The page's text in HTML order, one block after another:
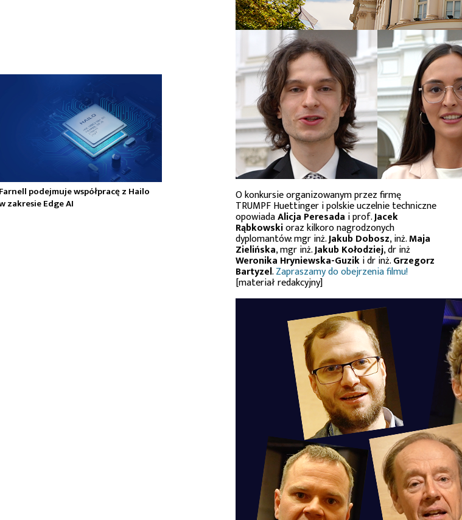
Farnell podejmuje współpracę z Hailo
zakresie Edge AI
O konkursie organizowanym przez firmę
TRUMPF Huettinger i polskie uczelnie techniczne
opowiadaAlicja Peresada i prof.Jacek
Rąbkowskioraz kilkoro nagrodzonych
dyplomantów: mgr inż.Jakub Dobosz, inż.Maja
Zielińska, mgr inż.Jakub Kołodziej, dr inż
Weronika Hryniewska-Guziki dr inż.Grzegorz
Bartyzel.Zapraszamy do obejrzenia filmu!
[materiał redakcyjny]